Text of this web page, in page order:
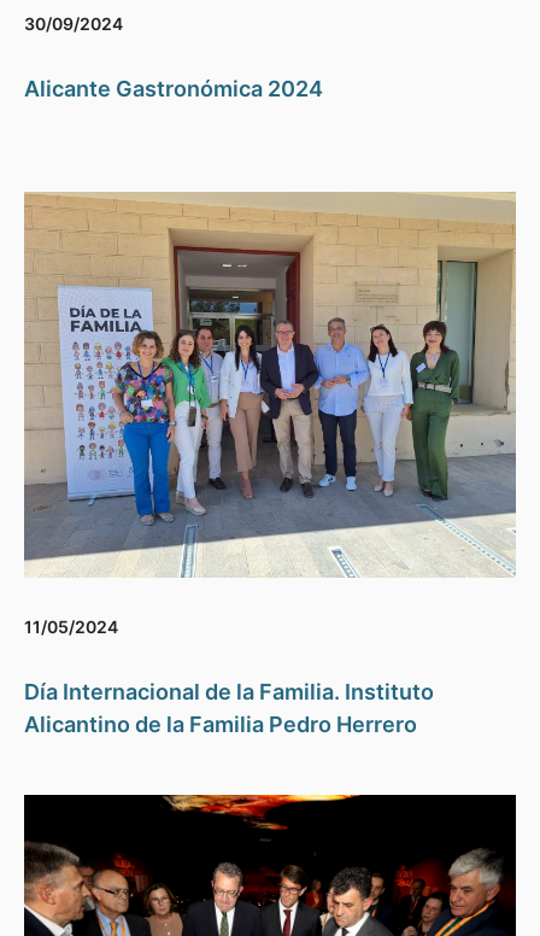
30/09/2024
Alicante Gastronómica 2024
11/05/2024
Día Internacional de la Familia. Instituto
Alicantino de la Familia Pedro Herrero